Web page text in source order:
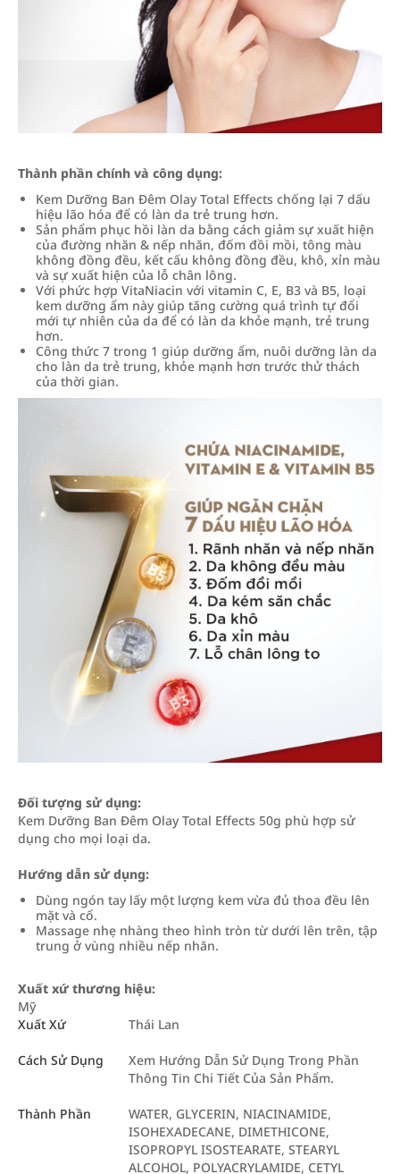
Thành phần chính và công dụng:
Kem Dưỡng Ban Đêm Olay Total Effects chống lại 7 dấu
hiệu lão hóa để có làn da trẻ trung hơn.
Sản phẩm phục hồi làn da bằng cách giảm sự xuất hiện
của đường nhăn & nếp nhăn, đốm đồi mồi, tông màu
không đồng đều, kết cấu không đồng đều, khô, xỉn màu
và sự xuất hiện của lỗ chân lông.
Với phức hợp VitaNiacin với vitamin C, E, B3 và B5, loại
kem dưỡng ẩm này giúp tăng cường quá trình tự đổi
mới tự nhiên của da để có làn da khỏe mạnh, trẻ trung
hơn.
Công thức 7 trong 1 giúp dưỡng ẩm, nuôi dưỡng làn da
cho làn da trẻ trung, khỏe mạnh hơn trước thử thách
của thời gian.
Đối tượng sử dụng:
Kem Dưỡng Ban Đêm Olay Total Effects 50g phù hợp sử
dụng cho mọi loại da.
Hướng dẫn sử dụng:
Dùng ngón tay lấy một lượng kem vừa đủ thoa đều lên
mặt và cổ.
Massage nhẹ nhàng theo hình tròn từ dưới lên trên, tập
trung ở vùng nhiều nếp nhăn.
Xuất xứ thương hiệu:
Mỹ
Xuất Xứ
Thái Lan
Cách Sử Dụng
Xem Hướng Dẫn Sử Dụng Trong Phần
Thông Tin Chi Tiết Của Sản Phẩm.
Thành Phần
WATER, GLYCERIN, NIACINAMIDE,
ISOHEXADECANE, DIMETHICONE,
ISOPROPYL ISOSTEARATE, STEARYL
ALCOHOL, POLYACRYLAMIDE, CETYL